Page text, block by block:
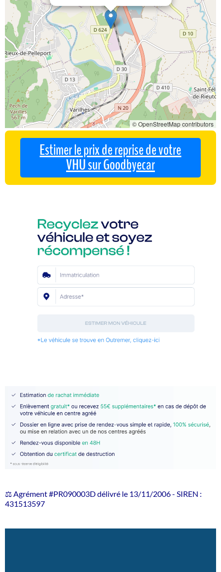
© OpenStreetMap contributors
Estimer le prix de reprise de votre
VHU sur Goodbyecar
⚖️ Agrément #PR090003D délivré le 13/11/2006 - SIREN :
431513597